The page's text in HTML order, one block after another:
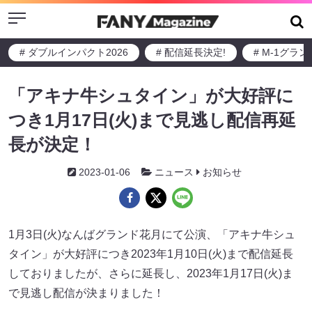
Menu
# ダブルインパクト2026 # 配信延長決定! # M-1グラン
「アキナ牛シュタイン」が大好評に
つき1月17日(火)まで見逃し配信再延
長が決定！
2023-01-06 ニュース お知らせ
1月3日(火)なんばグランド花月にて公演、「アキナ牛シュ
タイン」が大好評につき2023年1月10日(火)まで配信延長
しておりましたが、さらに延長し、2023年1月17日(火)ま
で見逃し配信が決まりました！